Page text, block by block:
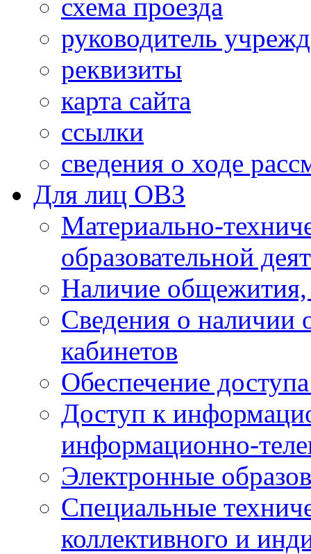
схема проезда
руководитель
реквизиты
карта сайта
ссылки
сведения о ходе
Для лиц ОВЗ
Материально-
образовательной
Наличие общежития,
Сведения о наличии
кабинетов
Обеспечение
Доступ к
информационно-
Электронные
Специальные
коллективного и